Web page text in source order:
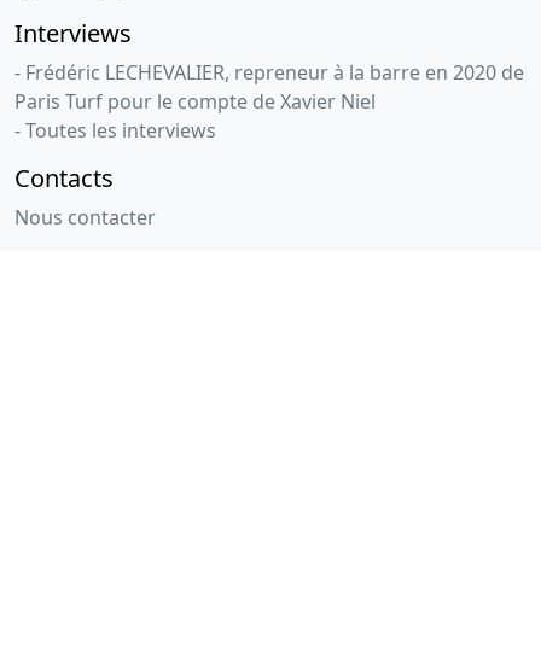
Interviews
- Frédéric LECHEVALIER, repreneur à la barre en 2020 de
Paris Turf pour le compte de Xavier Niel
- Toutes les interviews
Contacts
Nous contacter